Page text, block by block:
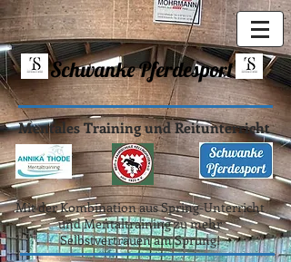
Schwanke Pferdesport
Mentales Training und Reitunterricht
Mit der Kombination aus Spring-Unterricht
und Mentaltraining zu mehr
Selbstvertrauen am Sprung!